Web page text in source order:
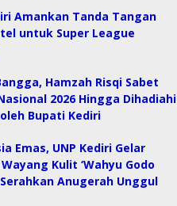
Amankan Tanda Tangan
untuk Super League
Hamzah Risqi Sabet
2026 Hingga Dihadiahi
Bupati Kediri
Emas, UNP Kediri Gelar
Kulit ‘Wahyu Godo
Anugerah Unggul